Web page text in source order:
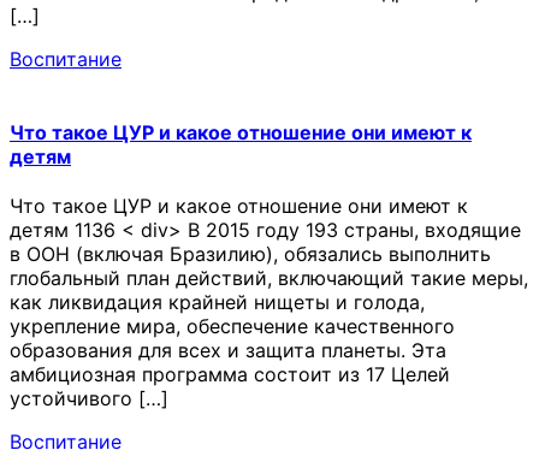
[…]
Воспитание
Что такое ЦУР и какое отношение они имеют к
детям
Что такое ЦУР и какое отношение они имеют к
детям 1136 < div> В 2015 году 193 страны, входящие
в ООН (включая Бразилию), обязались выполнить
глобальный план действий, включающий такие меры,
как ликвидация крайней нищеты и голода,
укрепление мира, обеспечение качественного
образования для всех и защита планеты. Эта
амбициозная программа состоит из 17 Целей
устойчивого […]
Воспитание